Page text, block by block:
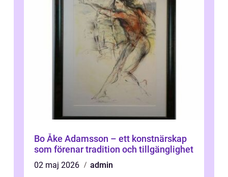
Bo Åke Adamsson – ett konstnärskap
som förenar tradition och tillgänglighet
02 maj 2026
admin